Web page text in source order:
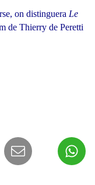
on distinguera Le
de Thierry de Peretti